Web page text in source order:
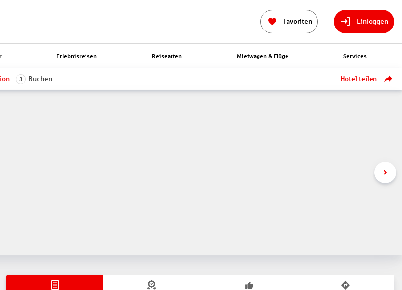
Favoriten Einloggen
Erlebnisreisen Reisearten Mietwagen & Flüge Services
3 Buchen Hotel teilen